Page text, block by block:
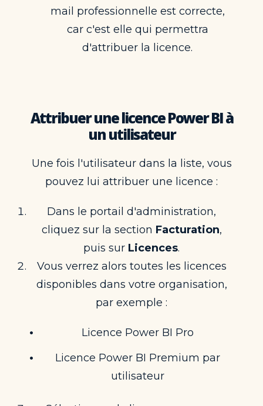
mail professionnelle est correcte,
car c'est elle qui permettra
d'attribuer la licence.
Attribuer une licence Power BI à
un utilisateur
Une fois l'utilisateur dans la liste, vous
pouvez lui attribuer une licence :
Dans le portail d'administration,
cliquez sur la section Facturation,
puis sur Licences.
Vous verrez alors toutes les licences
disponibles dans votre organisation,
par exemple :
Licence Power BI Pro
Licence Power BI Premium par
utilisateur